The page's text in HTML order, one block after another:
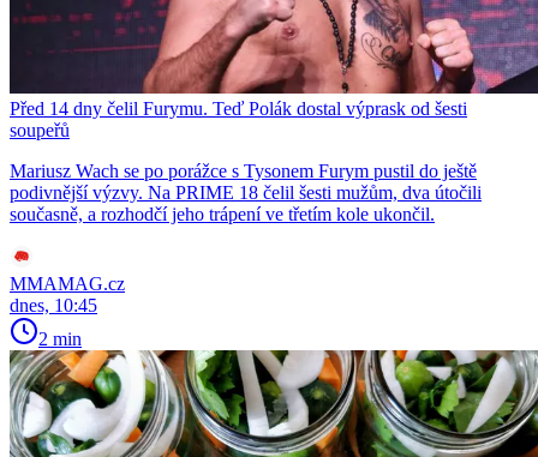
Před 14 dny čelil Furymu. Teď Polák dostal výprask od šesti
soupeřů
Mariusz Wach se po porážce s Tysonem Furym pustil do ještě
podivnější výzvy. Na PRIME 18 čelil šesti mužům, dva útočili
současně, a rozhodčí jeho trápení ve třetím kole ukončil.
MMAMAG.cz
dnes, 10:45
2 min